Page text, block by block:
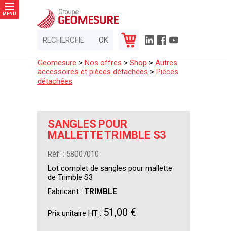
MENU
Geomesure > Nos offres > Shop > Autres
accessoires et pièces détachées > Pièces
détachées
SANGLES POUR
MALLETTE TRIMBLE S3
Réf. : 58007010
Lot complet de sangles pour mallette
de Trimble S3
Fabricant : TRIMBLE
Prix unitaire HT : 51,00 €
Panneau de gestion des cookies